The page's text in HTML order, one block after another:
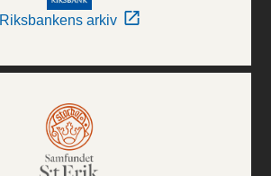
Riksbankens arkiv